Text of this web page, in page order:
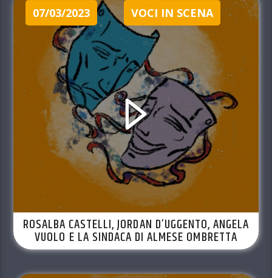
07/03/2023 VOCI IN SCENA
ROSALBA CASTELLI, JORDAN D’UGGENTO, ANGELA
VUOLO E LA SINDACA DI ALMESE OMBRETTA
BERTOLO. VOCI IN SCENA EP.39 STAG.2022/23